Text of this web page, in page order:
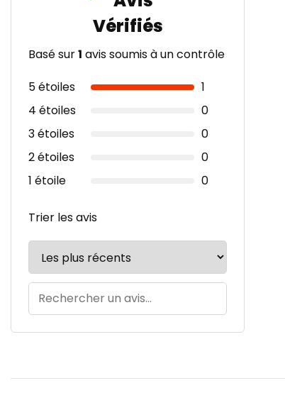
Basé sur1 avis soumis à un contrôle
5 étoiles
1
4 étoiles
0
3 étoiles
0
2 étoiles
0
1 étoile
0
Trier les avis